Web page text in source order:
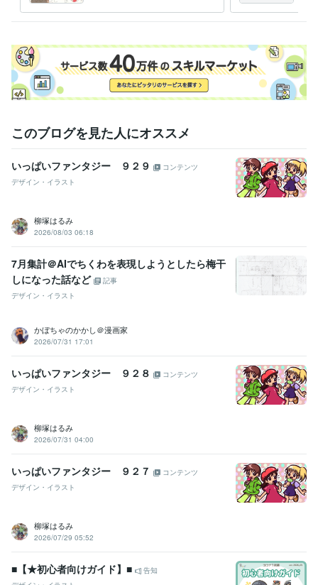
す＊
このブログを見た人にオススメ
いっぱいファンタジー ９２９
コンテンツ
デザイン・イラスト
柳塚はるみ
2026/08/03 06:18
7月集計＠AIでちくわを表現しようとしたら梅干
しになった話など
記事
デザイン・イラスト
かぼちゃのかかし＠漫画家
2026/07/31 17:01
いっぱいファンタジー ９２８
コンテンツ
デザイン・イラスト
柳塚はるみ
2026/07/31 04:00
いっぱいファンタジー ９２７
コンテンツ
デザイン・イラスト
柳塚はるみ
2026/07/29 05:52
■【★初心者向けガイド】■
告知